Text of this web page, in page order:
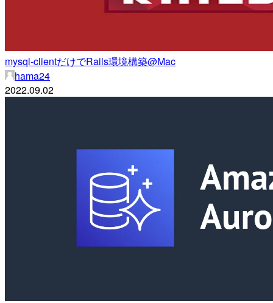
mysql-clientだけでRails環境構築@Mac
hama24
2022.09.02